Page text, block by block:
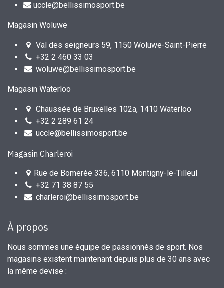
uccle@bellissimosport.be
Magasin Woluwe
Val des seigneurs 59, 1150 Woluwe-Saint-Pierre
+32 2 460 33 03
woluwe@bellissimosport.be
Magasin Waterloo
Chaussée de Bruxelles 102a, 1410 Waterloo
+32 2 289 61 24
uccle@bellissimosport.be
Magasin Charleroi
Rue de Bomerée 336, 6110 Montigny-le-Tilleul
+32 71 38 87 55
charleroi@bellissimosport.be
À propos
Nous sommes une équipe de passionnés de sport. Nos
magasins existent maintenant depuis plus de 30 ans avec
la même devise :